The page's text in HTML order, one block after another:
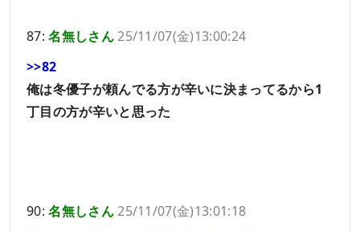
87:名無しさん25/11/07(金)13:00:24
>>82
俺は冬優子が頼んでる方が辛いに決まってるから1
丁目の方が辛いと思った
90:名無しさん25/11/07(金)13:01:18